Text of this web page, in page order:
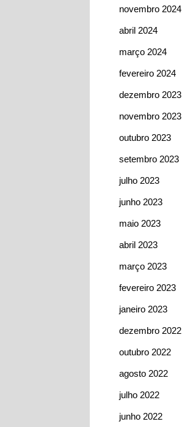
novembro 2024
abril 2024
março 2024
fevereiro 2024
dezembro 2023
novembro 2023
outubro 2023
setembro 2023
julho 2023
junho 2023
maio 2023
abril 2023
março 2023
fevereiro 2023
janeiro 2023
dezembro 2022
outubro 2022
agosto 2022
julho 2022
junho 2022